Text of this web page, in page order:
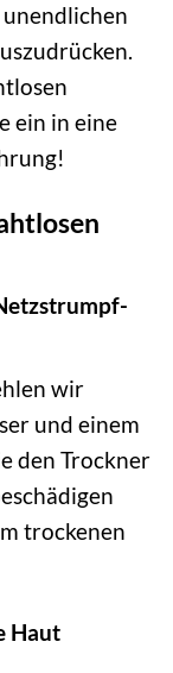
ein in eine
wir
und einem
den Trockner
trockenen
Haut